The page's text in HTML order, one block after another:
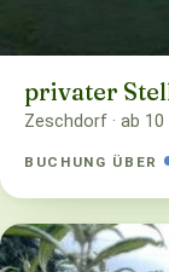
privater
Zeschdorf · ab 10
BUCHUNG ÜBER